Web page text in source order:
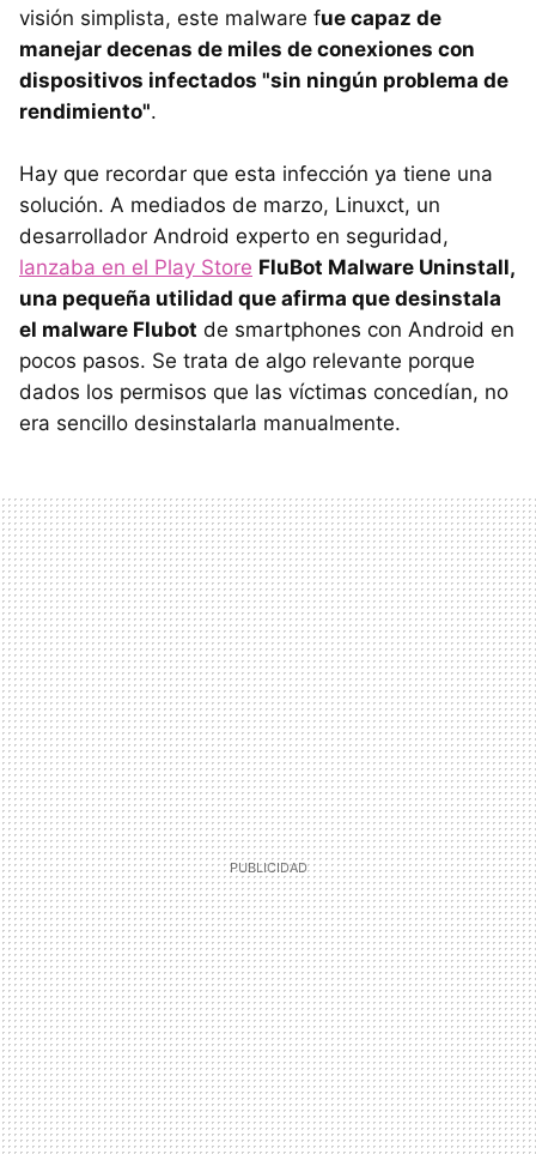
visión simplista, este malware fue capaz de
manejar decenas de miles de conexiones con
dispositivos infectados "sin ningún problema de
rendimiento".
Hay que recordar que esta infección ya tiene una
solución. A mediados de marzo, Linuxct, un
desarrollador Android experto en seguridad,
lanzaba en el Play Store FluBot Malware Uninstall,
una pequeña utilidad que afirma que desinstala
el malware Flubot de smartphones con Android en
pocos pasos. Se trata de algo relevante porque
dados los permisos que las víctimas concedían, no
era sencillo desinstalarla manualmente.